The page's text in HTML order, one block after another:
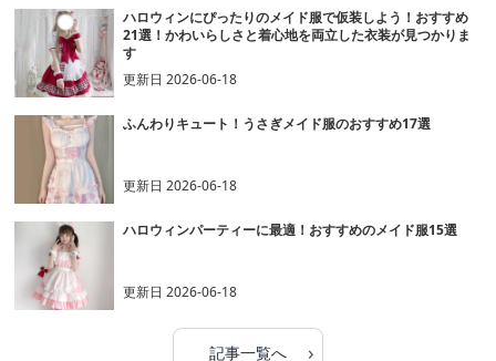
ハロウィンにぴったりのメイド服で仮装しよう！おすすめ
21選！かわいらしさと着心地を両立した衣装が見つかりま
す
更新日2026-06-18
ふんわりキュート！うさぎメイド服のおすすめ17選
更新日2026-06-18
ハロウィンパーティーに最適！おすすめのメイド服15選
更新日2026-06-18
記事一覧へ ›